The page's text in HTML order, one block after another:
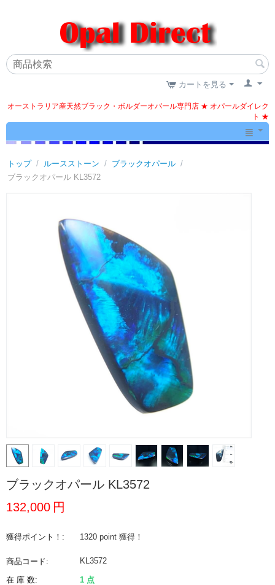
カートを見る
オーストラリア産天然ブラック・ボルダーオパール専門店 ★ オパールダイレク
ト ★
トップ / ルースストーン / ブラックオパール /
ブラックオパール KL3572
ブラックオパール KL3572
132,000 円
獲得ポイント！: 1320 point 獲得！
商品コード: KL3572
在 庫 数:
1 点